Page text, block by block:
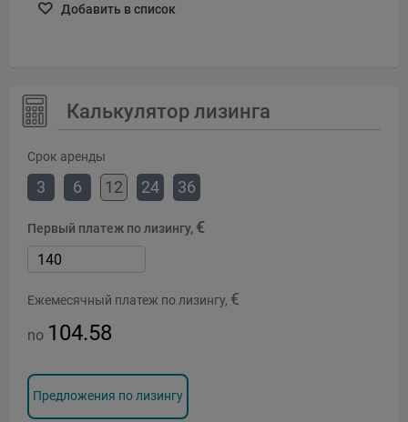
Добавить в список
Калькулятор лизинга
Срок аренды
3 6 12 24 36
Первый платеж по лизингу, €
Ежемесячный платеж по лизингу, €
no 104.58
Предложения по лизингу